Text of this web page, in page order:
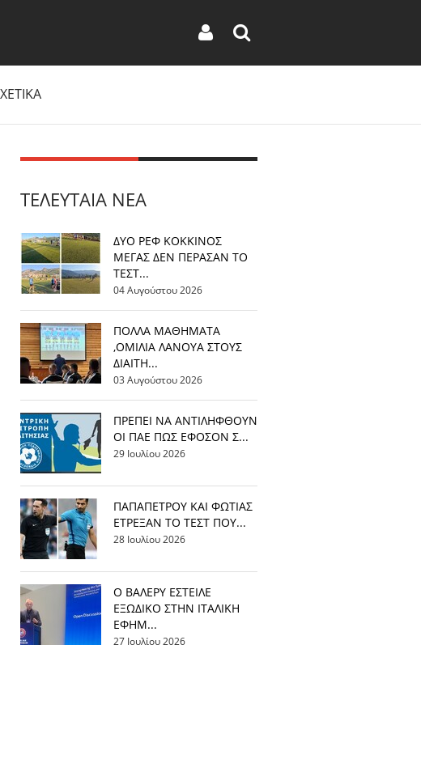
ΤΕΛΕΥΤΑΊΑ ΝΈΑ
ΔΥΟ ΡΕΦ ΚΟΚΚΙΝΟΣ
ΜΕΓΑΣ ΔΕΝ ΠΕΡΑΣΑΝ ΤΟ
ΤΕΣΤ...
04 Αυγούστου 2026
ΠΟΛΛΑ ΜΑΘΗΜΑΤΑ
,ΟΜΙΛΙΑ ΛΑΝΟΥΑ ΣΤΟΥΣ
ΔΙΑΙΤΗ...
03 Αυγούστου 2026
ΠΡΕΠΕΙ ΝΑ ΑΝΤΙΛΗΦΘΟΥΝ
ΟΙ ΠΑΕ ΠΩΣ ΕΦΟΣΟΝ Σ...
29 Ιουλίου 2026
ΠΑΠΑΠΕΤΡΟΥ ΚΑΙ ΦΩΤΙΑΣ
ΕΤΡΕΞΑΝ ΤΟ ΤΕΣΤ ΠΟΥ...
28 Ιουλίου 2026
Ο ΒΑΛΕΡΥ ΕΣΤΕΙΛΕ
ΕΞΩΔΙΚΟ ΣΤΗΝ ΙΤΑΛΙΚΗ
ΕΦΗΜ...
27 Ιουλίου 2026